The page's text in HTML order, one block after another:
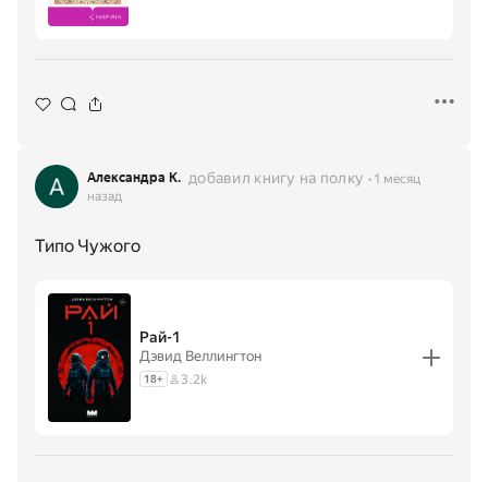
Александра К. добавил книгу на полку
1 месяц
назад
Типо Чужого
Рай-1
Дэвид Веллингтон
18+ 3.2k